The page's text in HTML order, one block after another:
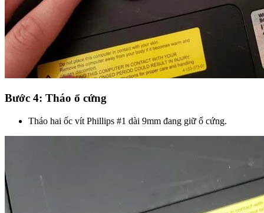
Bước 4: Tháo ổ cứng
Tháo hai ốc vít Phillips #1 dài 9mm đang giữ ổ cứng.